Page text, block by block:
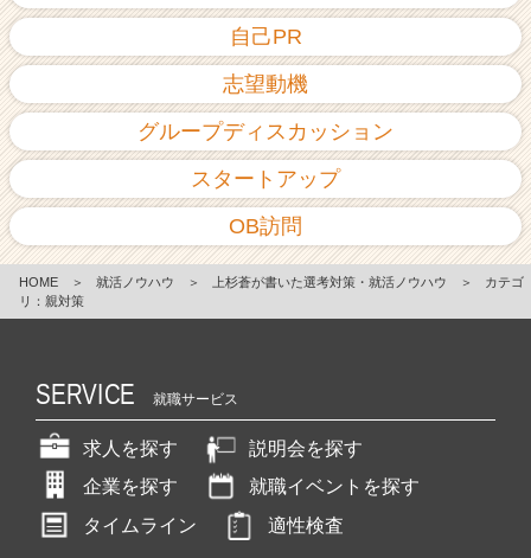
自己PR
志望動機
グループディスカッション
スタートアップ
OB訪問
HOME ＞ 就活ノウハウ ＞ 上杉蒼が書いた選考対策・就活ノウハウ ＞
カテゴ
リ：親対策
SERVICE 就職サービス
求人を探す
説明会を探す
企業を探す
就職イベントを探す
タイムライン
適性検査